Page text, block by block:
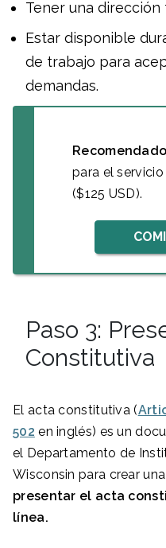
Tener una dirección
Estar disponible
de trabajo para
demandas.
para el
($125 USD).
Paso 3:
Constitutiva
El acta constitutiva (
502 en inglés) es un
el Departamento de
Wisconsin para crear
presentar el acta
línea.